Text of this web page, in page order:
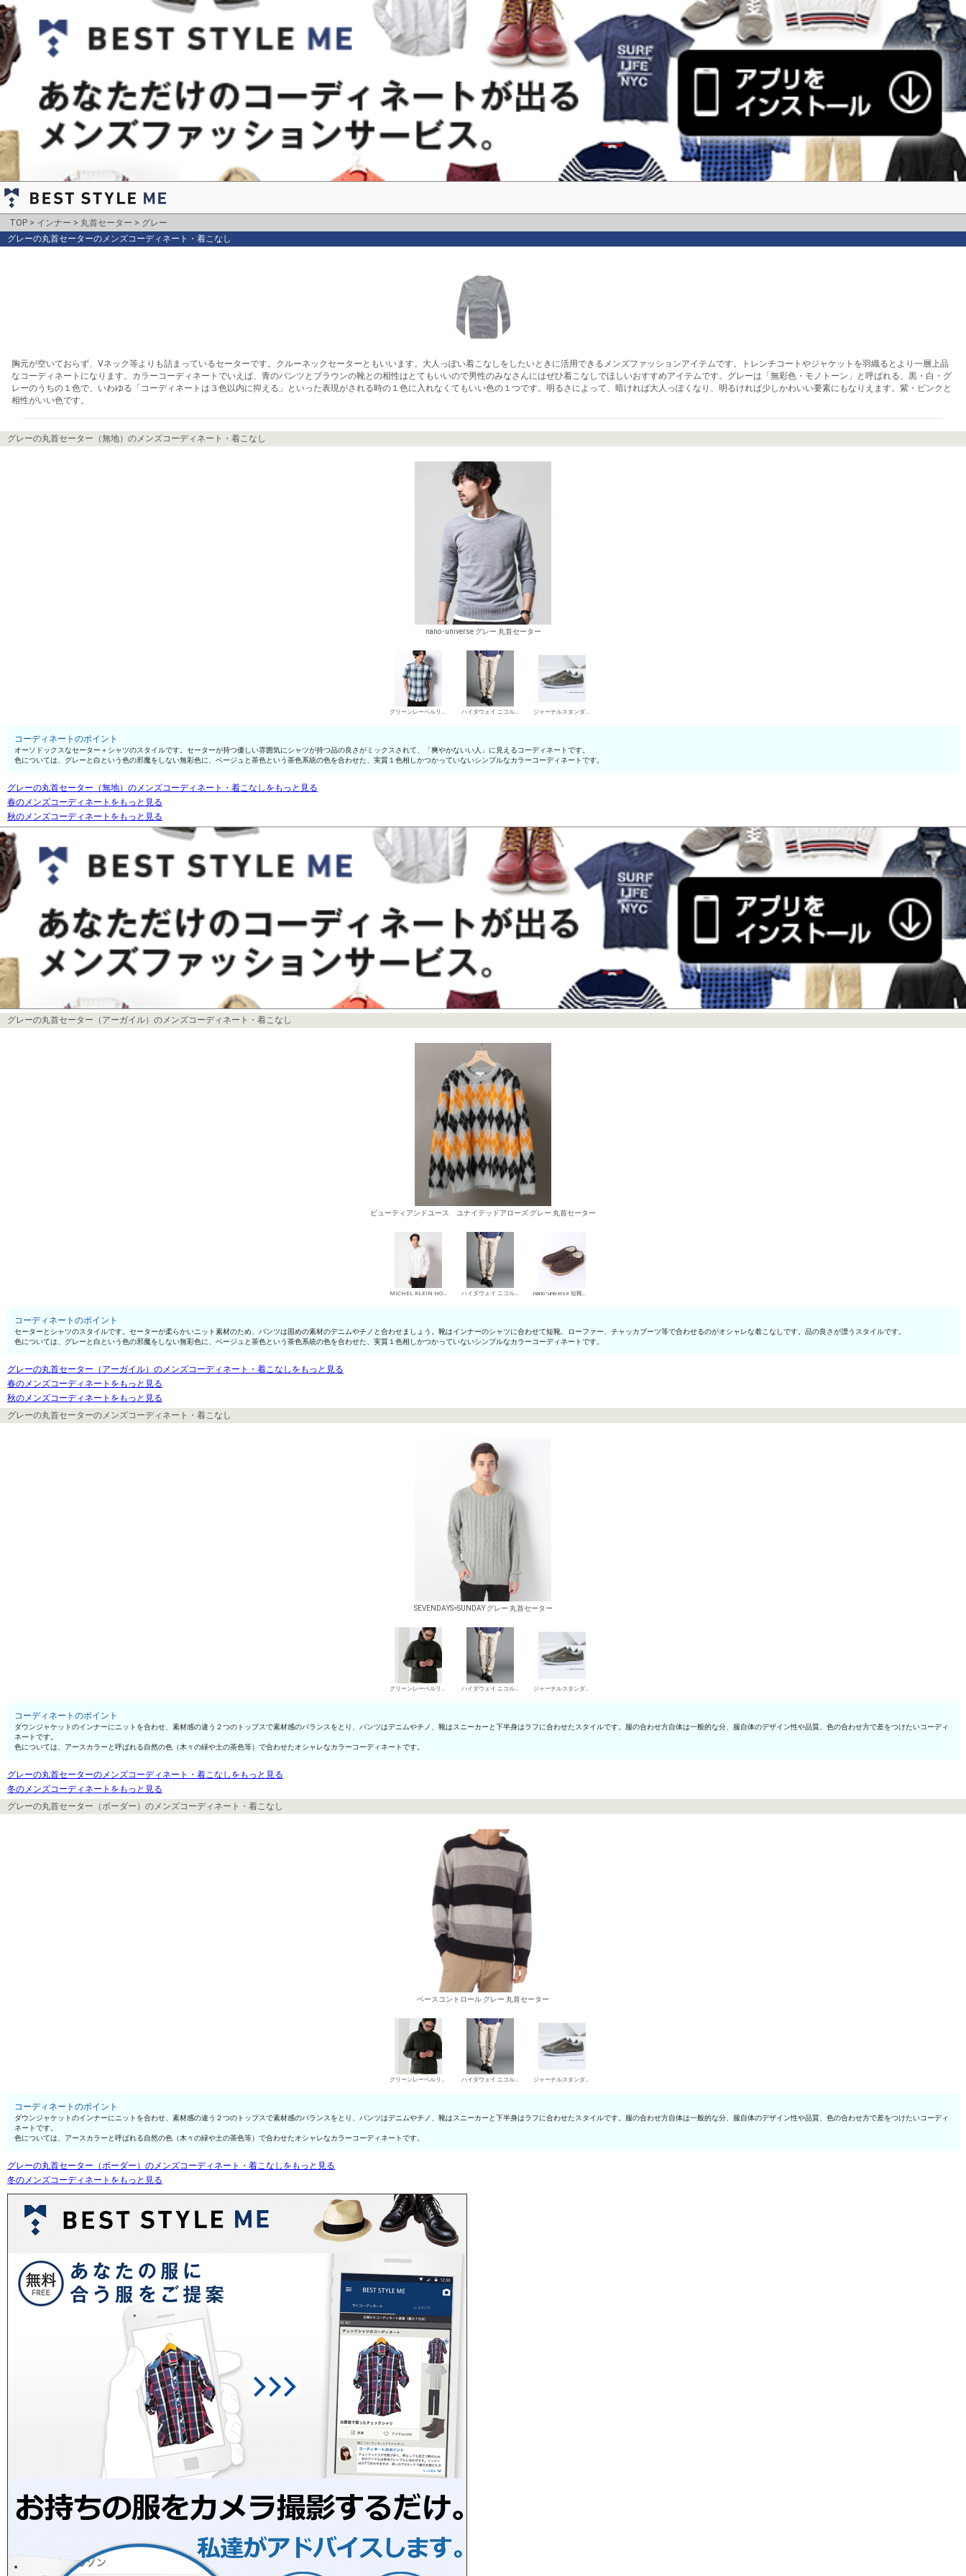
TOP インナー 丸首セーター
グレー
グレーの丸首セーターのメンズコーディネート・着こなし
胸元が空いておらず、Vネック等よりも詰まっているセーターです。クルーネックセーターともいいます。大人っぽい着こなしをしたいときに活用できるメンズファッションアイテムです。トレンチコートやジャケットを羽織るとより一層上品
なコーディネートになります。カラーコーディネートでいえば、青のパンツとブラウンの靴との相性はとてもいいので男性のみなさんにはぜひ着こなしでほしいおすすめアイテムです。グレーは「無彩色・モノトーン」と呼ばれる、黒・白・グ
レーのうちの１色で、いわゆる「コーディネートは３色以内に抑える」といった表現がされる時の１色に入れなくてもいい色の１つです。明るさによって、暗ければ大人っぽくなり、明るければ少しかわいい要素にもなりえます。紫・ピンクと
相性がいい色です。
グレーの丸首セーター（無地）のメンズコーディネート・着こなし
nano･universe グレー 丸首セーター
グリーンレーベルリラクシング シャツ ハイダウェイ ニコル デニムパンツ・ジーンズ ジャーナルスタンダード ローカットスニーカー
コーディネートのポイント
オーソドックスなセーター＋シャツのスタイルです。セーターが持つ優しい雰囲気にシャツが持つ品の良さがミックスされて、「爽やかないい人」に見えるコーディネートです。
色については、グレーと白という色の邪魔をしない無彩色に、ベージュと茶色という茶色系統の色を合わせた、実質１色相しかつかっていないシンプルなカラーコーディネートです。
グレーの丸首セーター（無地）のメンズコーディネート・着こなしをもっと見る
春のメンズコーディネートをもっと見る
秋のメンズコーディネートをもっと見る
グレーの丸首セーター（アーガイル）のメンズコーディネート・着こなし
ビューティアンドユース ユナイテッドアローズ グレー 丸首セーター
MICHEL KLEIN HOMME シャツ ハイダウェイ ニコル デニムパンツ・ジーンズ nano･universe 短靴・レザーシューズ
コーディネートのポイント
セーターとシャツのスタイルです。セーターが柔らかいニット素材のため、パンツは固めの素材のデニムやチノと合わせましょう。靴はインナーのシャツに合わせて短靴、ローファー、チャッカブーツ等で合わせるのがオシャレな着こなしです。品の良さが漂うスタイルです。
色については、グレーと白という色の邪魔をしない無彩色に、ベージュと茶色という茶色系統の色を合わせた、実質１色相しかつかっていないシンプルなカラーコーディネートです。
グレーの丸首セーター（アーガイル）のメンズコーディネート・着こなしをもっと見る
春のメンズコーディネートをもっと見る
秋のメンズコーディネートをもっと見る
グレーの丸首セーターのメンズコーディネート・着こなし
SEVENDAYS=SUNDAY グレー 丸首セーター
グリーンレーベルリラクシング ダウンジャケット ハイダウェイ ニコル デニムパンツ・ジーンズ ジャーナルスタンダード ローカットスニーカー
コーディネートのポイント
ダウンジャケットのインナーにニットを合わせ、素材感の違う２つのトップスで素材感のバランスをとり、パンツはデニムやチノ、靴はスニーカーと下半身はラフに合わせたスタイルです。服の合わせ方自体は一般的な分、服自体のデザイン性や品質、色の合わせ方で差をつけたいコーディ
ネートです。
色については、アースカラーと呼ばれる自然の色（木々の緑や土の茶色等）で合わせたオシャレなカラーコーディネートです。
グレーの丸首セーターのメンズコーディネート・着こなしをもっと見る
冬のメンズコーディネートをもっと見る
グレーの丸首セーター（ボーダー）のメンズコーディネート・着こなし
ベースコントロール グレー 丸首セーター
グリーンレーベルリラクシング ダウンジャケット ハイダウェイ ニコル デニムパンツ・ジーンズ ジャーナルスタンダード ローカットスニーカー
コーディネートのポイント
ダウンジャケットのインナーにニットを合わせ、素材感の違う２つのトップスで素材感のバランスをとり、パンツはデニムやチノ、靴はスニーカーと下半身はラフに合わせたスタイルです。服の合わせ方自体は一般的な分、服自体のデザイン性や品質、色の合わせ方で差をつけたいコーディ
ネートです。
色については、アースカラーと呼ばれる自然の色（木々の緑や土の茶色等）で合わせたオシャレなカラーコーディネートです。
グレーの丸首セーター（ボーダー）のメンズコーディネート・着こなしをもっと見る
冬のメンズコーディネートをもっと見る